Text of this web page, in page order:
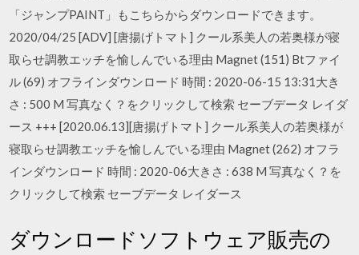
「ジャンプPAINT」もこちらからダウンロードできます。
2020/04/25 [ADV] [唐揚げトマト] クール系美人の若奥様が寝
取らせ調教エッチを愉しんでいる理由 Magnet (151) Btファイ
ル (69) オフラインダウンロード 時間 : 2020-06-15 13:31大き
さ : 500 M 写真なく？をクリックして検索 セーブデータ レイダ
ース +++ [2020.06.13][唐揚げトマト] クール系美人の若奥様が
寝取らせ調教エッチを愉しんでいる理由 Magnet (262) オフラ
インダウンロード 時間 : 2020-06大きさ : 638 M 写真なく？を
クリックして検索 セーブデータ レイダース
ダウンロードソフトウェア販売の